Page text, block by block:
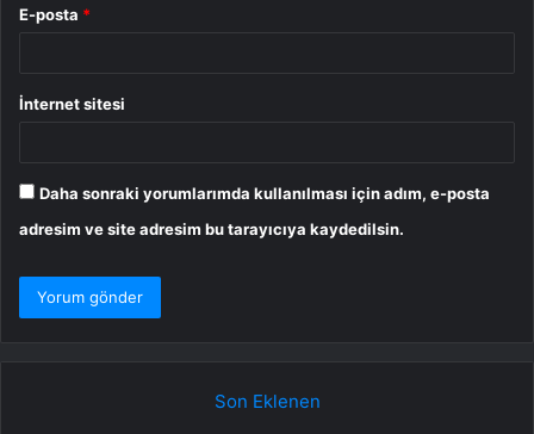
E-posta *
İnternet sitesi
Daha sonraki yorumlarımda kullanılması için adım, e-posta
adresim ve site adresim bu tarayıcıya kaydedilsin.
Son Eklenen